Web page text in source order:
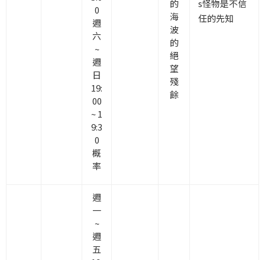
0
週
六
~
週
日
19:
00
~ 1
9:3
0
概
率
的
海
波
的
絕
望
殘
餘
s怪物是不信
任的先知
週
一
~
週
五